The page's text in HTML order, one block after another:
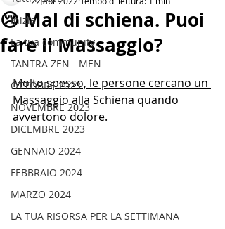
Inizia
La tua community
TANTRA ZEN - MEN
OTTOBRE 2023
NOVEMBRE 2023
DICEMBRE 2023
GENNAIO 2024
FEBBRAIO 2024
MARZO 2024
LA TUA RISORSA PER LA SETTIMANA
😢 Mal di schiena. Puoi
fare il Massaggio?
Molto spesso, le persone cercano un
Massaggio alla Schiena quando
avvertono dolore.